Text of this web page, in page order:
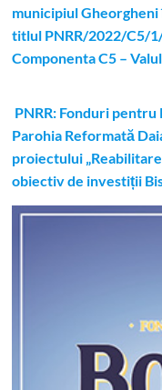
municipiul
titlul PNRR/2022/C5/
Componenta C5 –
PNRR: Fonduri
Parohia Reformată
proiectului
obiectiv de investiții